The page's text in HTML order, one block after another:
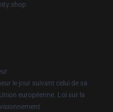
le jour suivant celui de sa
européenne. Loi sur la